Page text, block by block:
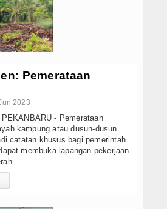
Pemerataan
2023
- Pemerataan
kampung atau dusun-dusun
catatan khusus bagi pemerintah
membuka lapangan pekerjaan
. . .